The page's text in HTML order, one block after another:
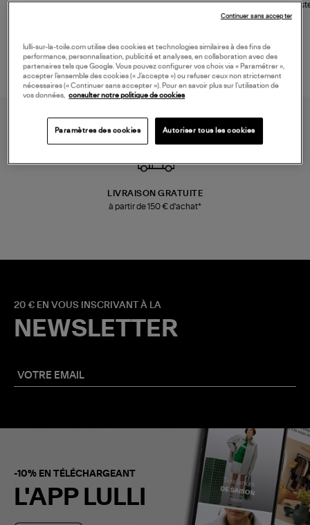
Sac Bobi S Cuir Lamé
189,00 €
Mocassins Killian Sport
Mousse
LIVRAISON GRATUITE
à partir de 150 € d'achat*
20 € EN VOUS INSCRIVANT À LA
NEWSLETTER
-10% EN TÉLÉCHARGEANT
L'APP LULLI
lulli-sur-la-toile.com utilise des cookies et technologies similaires à des fins de
performance, personnalisation, publicité et analyses, en collaboration avec des
partenaires tels que Google. Vous pouvez configurer vos choix via « Paramétrer »,
accepter l’ensemble des cookies (« J’accepte ») ou refuser ceux non strictement
nécessaires (« Continuer sans accepter »). Pour en savoir plus sur l’utilisation de
vos données, consulter notre politique de cookies
Paramètres des cookies Autoriser tous les cookies
Continuer sans accepter